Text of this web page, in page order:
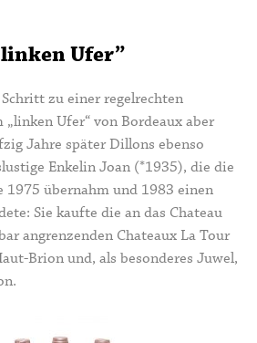
Ufer”
zu einer regelrechten
Ufer“ von Bordeaux aber
Jahre später Dillons ebenso
EnkelinJoan (*1935), die die
1975 übernahm und 1983 einen
Sie kaufte die an das Chateau
angrenzenden Chateaux La Tour
Brion und, als besonderes Juwel,
.